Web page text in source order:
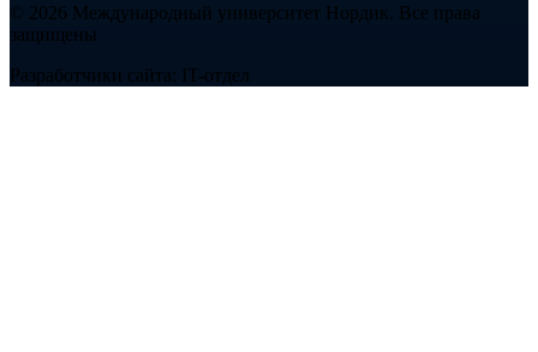
© 2026 Международный университет Нордик . Все права
защищены
Разработчики сайта: IT-отдел